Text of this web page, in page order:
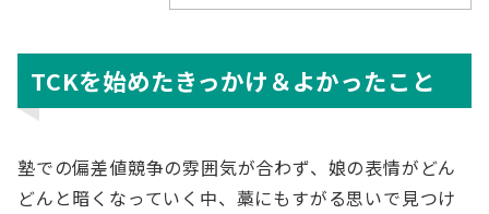
TCKを始めたきっかけ＆よかったこと
塾での偏差値競争の雰囲気が合わず、娘の表情がどん
どんと暗くなっていく中、藁にもすがる思いで見つけ